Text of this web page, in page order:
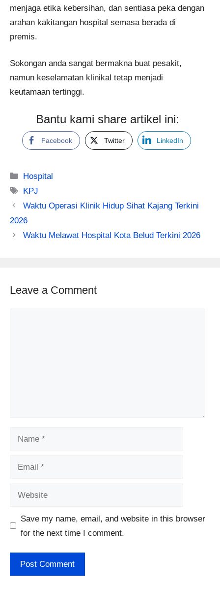
menjaga etika kebersihan, dan sentiasa peka dengan
arahan kakitangan hospital semasa berada di
premis.
Sokongan anda sangat bermakna buat pesakit,
namun keselamatan klinikal tetap menjadi
keutamaan tertinggi.
Bantu kami share artikel ini:
Facebook Twitter LinkedIn
Categories
Hospital
Tags
KPJ
Waktu Operasi Klinik Hidup Sihat Kajang Terkini
2026
Waktu Melawat Hospital Kota Belud Terkini 2026
Leave a Comment
Name
Email
Website
Save my name, email, and website in this browser
for the next time I comment.